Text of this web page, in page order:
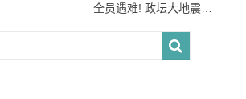
全员遇难! 政坛大地震…